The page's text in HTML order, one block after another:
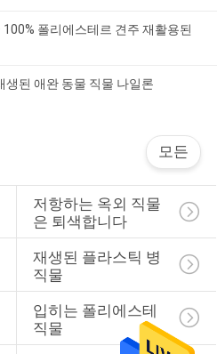
폴리에스테르 견주 재활용된
생된 애완 동물 직물 나일론
모든
저항하는 옥외 직물
은 퇴색합니다
재생된 플라스틱 병
직물
입히는 폴리에스테
직물